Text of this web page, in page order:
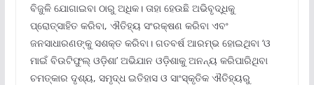
ବିଜୁଳି ଯୋଗାଇବା ଠାରୁ ଅଧିକ। ତାହା ହେଉଛି ଅଭିବୃଦ୍ଧିକୁ
ପ୍ରୋତ୍ସାହିତ କରିବା, ଐତିହ୍ୟ ସଂରକ୍ଷଣ କରିବା ଏବଂ
ଜନସାଧାରଣଙ୍କୁ ସଶକ୍ତ କରିବା। ଗତବର୍ଷ ଆରମ୍ଭ ହୋଇଥିବା ‘ଓ
ମାଇଁ ବିଉଟିଫୁଲ୍ ଓଡ଼ିଶା’ ଅଭିଯାନ ଓଡ଼ିଶାକୁ ଅନନ୍ୟ କରିପାରିଥିବା
ଚମତ୍କାର ଦୃଶ୍ୟ, ସମୃଦ୍ଧ ଇତିହାସ ଓ ସାଂସ୍କୃତିକ ଐତିହ୍ୟରୁ